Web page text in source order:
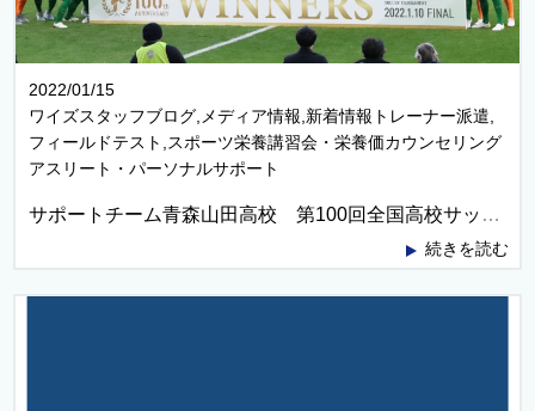
2022/01/15
ワイズスタッフブログ,メディア情報,新着情報トレーナー派遣,
フィールドテスト,スポーツ栄養講習会・栄養価カウンセリング
アスリート・パーソナルサポート
サポートチーム青森山田高校 第100回全国高校サッカー選手権大会優勝！
続きを読む